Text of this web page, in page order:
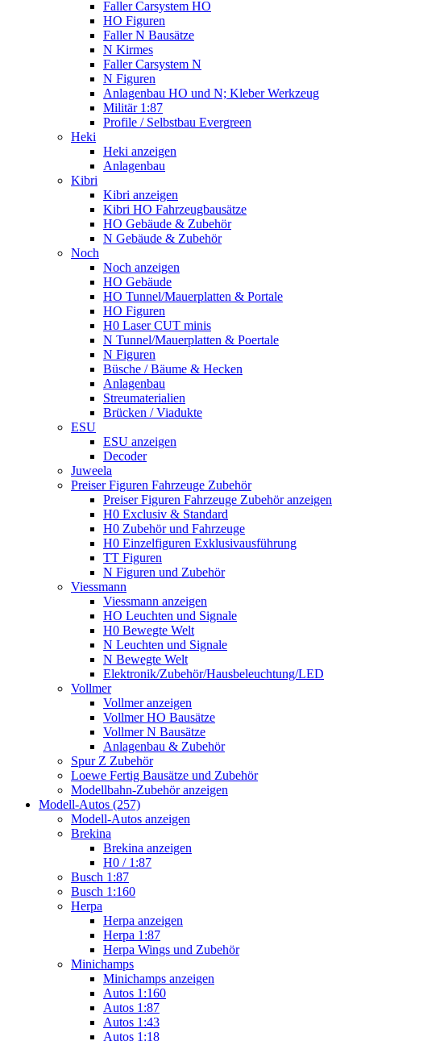
Faller Carsystem HO
HO Figuren
Faller N Bausätze
N Kirmes
Faller Carsystem N
N Figuren
Anlagenbau HO und N; Kleber Werkzeug
Militär 1:87
Profile / Selbstbau Evergreen
Heki
Heki anzeigen
Anlagenbau
Kibri
Kibri anzeigen
Kibri HO Fahrzeugbausätze
HO Gebäude & Zubehör
N Gebäude & Zubehör
Noch
Noch anzeigen
HO Gebäude
HO Tunnel/Mauerplatten & Portale
HO Figuren
H0 Laser CUT minis
N Tunnel/Mauerplatten & Poertale
N Figuren
Büsche / Bäume & Hecken
Anlagenbau
Streumaterialien
Brücken / Viadukte
ESU
ESU anzeigen
Decoder
Juweela
Preiser Figuren Fahrzeuge Zubehör
Preiser Figuren Fahrzeuge Zubehör anzeigen
H0 Exclusiv & Standard
H0 Zubehör und Fahrzeuge
H0 Einzelfiguren Exklusivausführung
TT Figuren
N Figuren und Zubehör
Viessmann
Viessmann anzeigen
HO Leuchten und Signale
H0 Bewegte Welt
N Leuchten und Signale
N Bewegte Welt
Elektronik/Zubehör/Hausbeleuchtung/LED
Vollmer
Vollmer anzeigen
Vollmer HO Bausätze
Vollmer N Bausätze
Anlagenbau & Zubehör
Spur Z Zubehör
Loewe Fertig Bausätze und Zubehör
Modellbahn-Zubehör anzeigen
Modell-Autos (257)
Modell-Autos anzeigen
Brekina
Brekina anzeigen
H0 / 1:87
Busch 1:87
Busch 1:160
Herpa
Herpa anzeigen
Herpa 1:87
Herpa Wings und Zubehör
Minichamps
Minichamps anzeigen
Autos 1:160
Autos 1:87
Autos 1:43
Autos 1:18